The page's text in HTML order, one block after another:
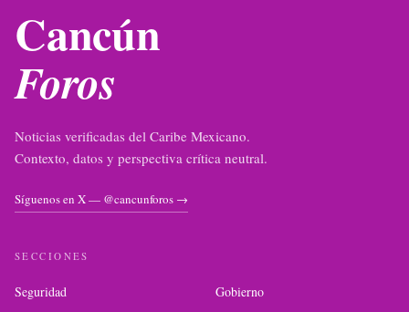
Cancún
Foros
Noticias verificadas del Caribe Mexicano.
Contexto, datos y perspectiva crítica neutral.
Síguenos en X — @cancunforos →
SECCIONES
Seguridad
Gobierno